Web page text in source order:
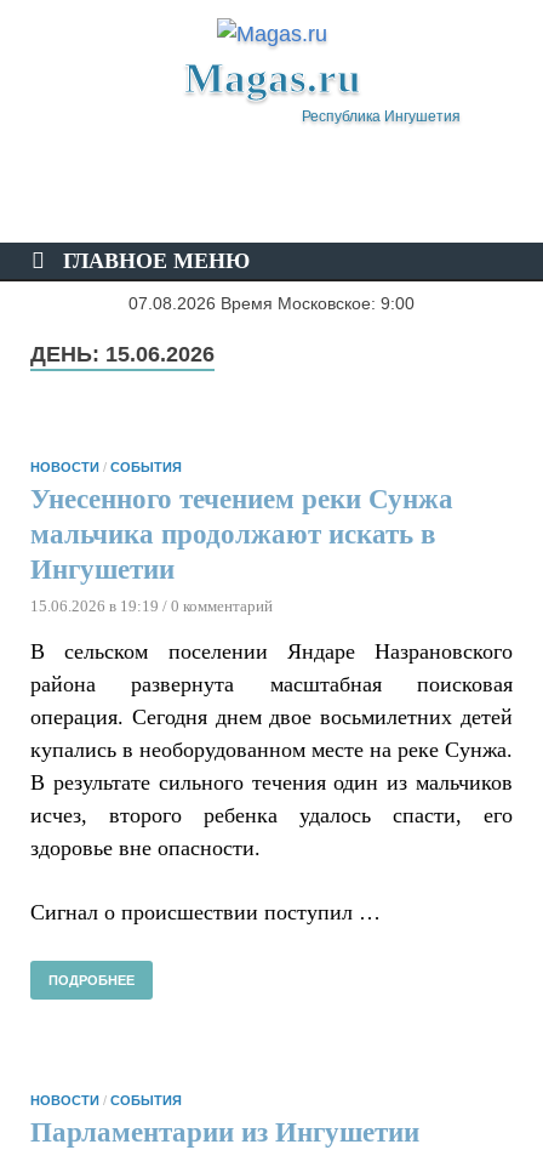
Magas.ru
Республика Ингушетия
ГЛАВНОЕ МЕНЮ
07.08.2026 Время Московское: 9:00
ДЕНЬ: 15.06.2026
НОВОСТИ / СОБЫТИЯ
Унесенного течением реки Сунжа
мальчика продолжают искать в
Ингушетии
15.06.2026 в 19:19 / 0 комментарий
В сельском поселении Яндаре Назрановского
района развернута масштабная поисковая
операция. Сегодня днем двое восьмилетних детей
купались в необорудованном месте на реке Сунжа.
В результате сильного течения один из мальчиков
исчез, второго ребенка удалось спасти, его
здоровье вне опасности.
Сигнал о происшествии поступил …
ПОДРОБНЕЕ
НОВОСТИ / СОБЫТИЯ
Парламентарии из Ингушетии